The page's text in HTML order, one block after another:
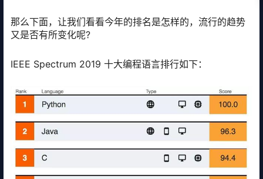
那么下面，让我们看看今年的排名是怎样的，流行的趋势
又是否有所变化呢?
IEEE Spectrum 2019 十大编程语言排行如下：